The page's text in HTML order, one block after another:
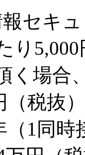
報セキ
り
く場合
（税抜
1同時